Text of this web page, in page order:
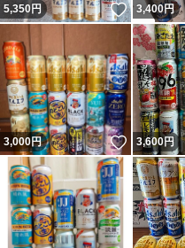
5,350円 いいね！
3,400円
3,000円 いいね！
3,600円